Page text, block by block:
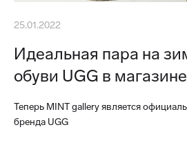
25.01.2022
Идеальная пара на
обуви UGG в
Теперь MINT gallery является
бренда UGG